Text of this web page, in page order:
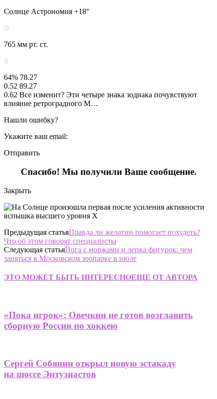
Солнце Астрономия +18°
765 мм рт. ст.
64% 78.27
0.52 89.27
0.62 Все изменит? Эти четыре знака зодиака почувствуют
влияние ретроградного М…
Нашли ошибку?
Укажите ваш email:
Отправить
Спасибо! Мы получили Ваше сообщение.
Закрыть
Предыдущая статьяПравда ли желатин помогает похудеть?
Что об этом говорят специалисты
Следующая статьяЙога с моржами и лепка фигурок: чем
заняться в Московском зоопарке в июле
ЭТО МОЖЕТ БЫТЬ ИНТЕРЕСНОЕЩЕ ОТ АВТОРА
«Пока игрок»: Овечкин не готов возглавить
сборную России по хоккею
Сергей Собянин открыл новую эстакаду
на шоссе Энтузиастов